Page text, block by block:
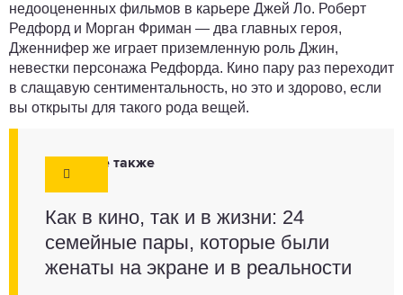
недооцененных фильмов в карьере Джей Ло. Роберт
Редфорд и Морган Фриман — два главных героя,
Дженнифер же играет приземленную роль Джин,
невестки персонажа Редфорда. Кино пару раз переходит
в слащавую сентиментальность, но это и здорово, если
вы открыты для такого рода вещей.
Смотрите также
Как в кино, так и в жизни: 24
семейные пары, которые были
женаты на экране и в реальности